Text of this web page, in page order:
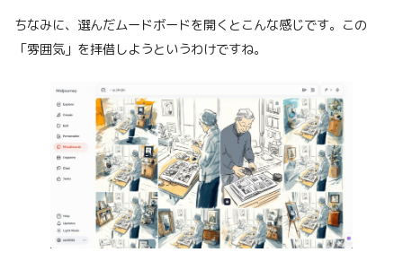
ちなみに、選んだムードボードを開くとこんな感じです。この
「雰囲気」を拝借しようというわけですね。